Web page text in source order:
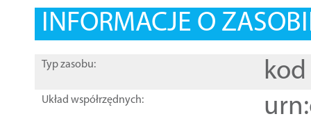
INFORMACJE O
Typ zasobu: kod
Układ współrzędnych: